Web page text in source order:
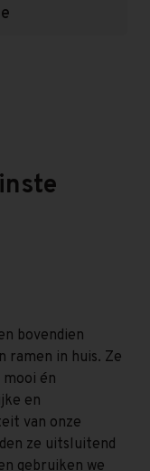
bovendien
ramen in huis. Ze
én
en
van onze
ze uitsluitend
gebruiken we